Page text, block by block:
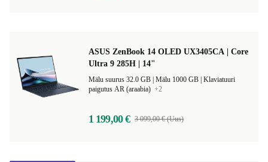
ASUS ZenBook 14 OLED UX3405CA | Core
Ultra 9 285H | 14"
Klaviatuuri
paigutus AR (araabia) +2
1 199,00 € 3 099,00 € (Uus)